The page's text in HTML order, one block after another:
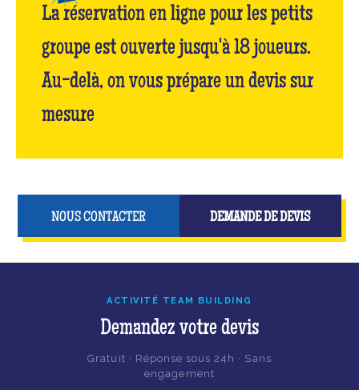
La réservation en ligne pour les petits
groupe est ouverte jusqu'à 18 joueurs.
Au-delà, on vous prépare un devis sur
mesure
NOUS CONTACTER DEMANDE DE DEVIS
ACTIVITÉ TEAM BUILDING
Demandez votre devis
Gratuit · Réponse sous 24h · Sans
engagement